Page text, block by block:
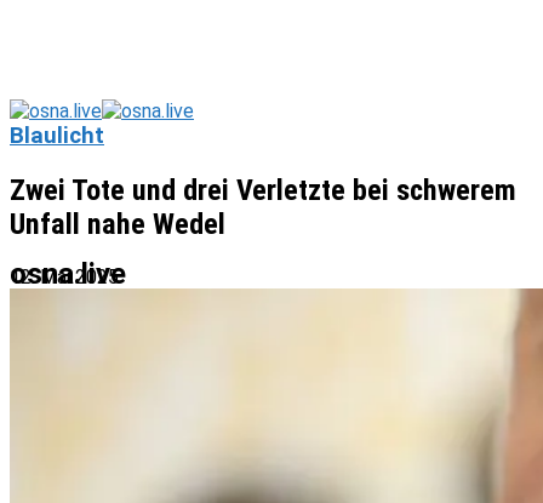
osna.live
Blaulicht
Zwei Tote und drei Verletzte bei schwerem
Unfall nahe Wedel
12. Mai 2025